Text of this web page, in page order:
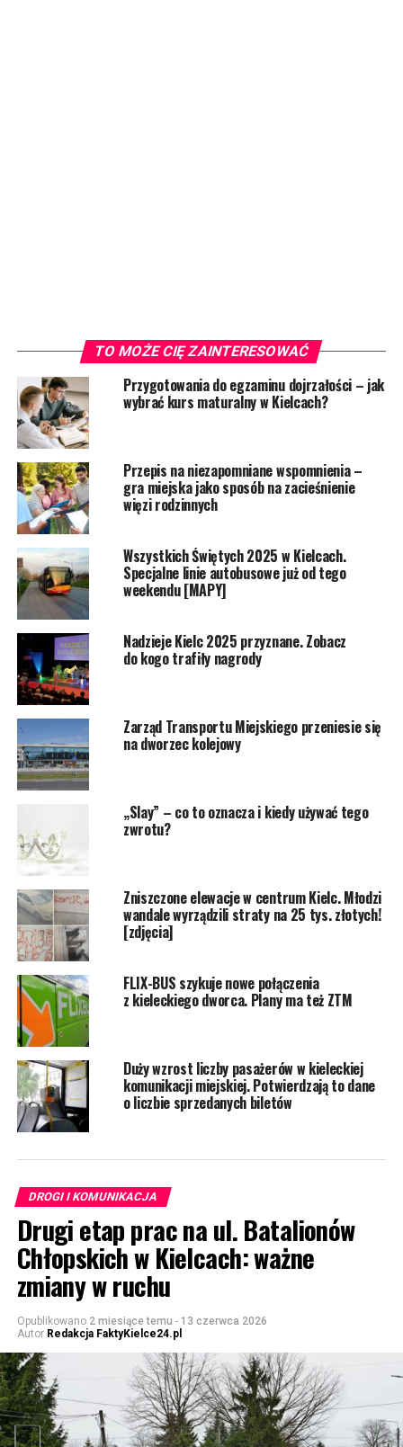
TO MOŻE CIĘ ZAINTERESOWAĆ
Przygotowania do egzaminu dojrzałości – jak
wybrać kurs maturalny w Kielcach?
Przepis na niezapomniane wspomnienia –
gra miejska jako sposób na zacieśnienie
więzi rodzinnych
Wszystkich Świętych 2025 w Kielcach.
Specjalne linie autobusowe już od tego
weekendu [MAPY]
Nadzieje Kielc 2025 przyznane. Zobacz
do kogo trafiły nagrody
Zarząd Transportu Miejskiego przeniesie się
na dworzec kolejowy
„Slay” – co to oznacza i kiedy używać tego
zwrotu?
Zniszczone elewacje w centrum Kielc. Młodzi
wandale wyrządzili straty na 25 tys. złotych!
[zdjęcia]
FLIX-BUS szykuje nowe połączenia
z kieleckiego dworca. Plany ma też ZTM
Duży wzrost liczby pasażerów w kieleckiej
komunikacji miejskiej. Potwierdzają to dane
o liczbie sprzedanych biletów
DROGI I KOMUNIKACJA
Drugi etap prac na ul. Batalionów
Chłopskich w Kielcach: ważne
zmiany w ruchu
Opublikowano 2 miesiące temu - 13 czerwca 2026
Autor Redakcja FaktyKielce24.pl